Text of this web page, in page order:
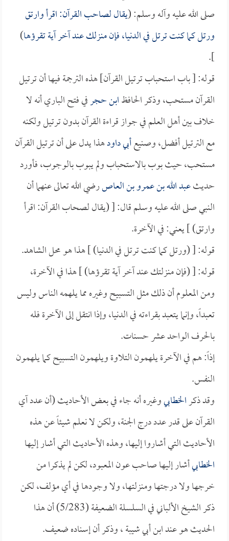
صلى الله عليه وآله وسلم: (يقال لصاحب القرآن: اقرأ وارتق
ورتل كما كنت ترتل في الدنيا، فإن منزلك عند آخر آية تقرؤها)
].
قوله: [ باب استحباب ترتيل القرآن] هذه الترجمة فيها أن ترتيل
القرآن مستحب، وذكر الحافظابن حجرفي فتح الباري أنه لا
خلاف بين أهل العلم في جواز قراءة القرآن بدون ترتيل ولكنه
مع الترتيل أفضل، وصنيعأبي داودهذا يدل على أن ترتيل القرآن
مستحب، حيث بوب بالاستحباب ولم يبوب بالوجوب، فأورد
حديثعبد الله بن عمرو بن العاصرضي الله تعالى عنهما أن
النبي صلى الله عليه وسلم قال: [ (يقال لصحاب القرآن: اقرأ
وارتق) ] يعني: في الآخرة.
قوله: [ (ورتل كما كنت ترتل في الدنيا) ] هذا هو محل الشاهد.
قوله: [ (فإن منزلتك عند آخر آية تقرؤها) ] هذا في الآخرة،
ومن المعلوم أن ذلك مثل التسبيح وغيره مما يلهمه الناس وليس
تعبداً، وإنما يتعبد بقراءته في الدنيا، وإذا انتقل إلى الآخرة فله
بالحرف الواحد عشر حسنات.
إذاً: هم في الآخرة يلهمون التلاوة ويلهمون التسبيح كما يلهمون
النفس.
وقد ذكرالخطابيوغيره أنه جاء في بعض الأحاديث (أن عدد آي
القرآن على قدر عدد درج الجنة، ولكن لا نعلم شيئاً عن هذه
الأحاديث التي أشاروا إليها، وهذه الأحاديث التي أشار إليها
الخطابيأشار إليها صاحب عون المعبود، لكن لم يذكرا من
خرجها ولا درجتها ومنزلتها، ولا وجودها في أي مؤلف، لكن
ذكر الشيخ الألباني في السلسلة الضعيفة (5/283) أن هذا
الحديث هو عند ابن أبي شيبة ، وذكر أن إسناده ضعيف.